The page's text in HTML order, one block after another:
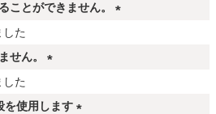
ことができません。
た
せん。
必
た
を使用します